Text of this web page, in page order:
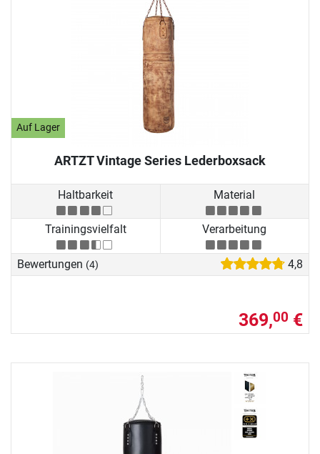
Auf Lager
ARTZT Vintage Series Lederboxsack
Haltbarkeit Material
Trainingsvielfalt Verarbeitung
Bewertungen (4) 4,8
369,00 €